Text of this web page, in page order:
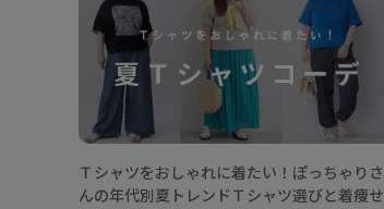
Ｔシャツをおしゃれに着たい！ぽっちゃりさ
んの年代別夏トレンドＴシャツ選びと着痩せ